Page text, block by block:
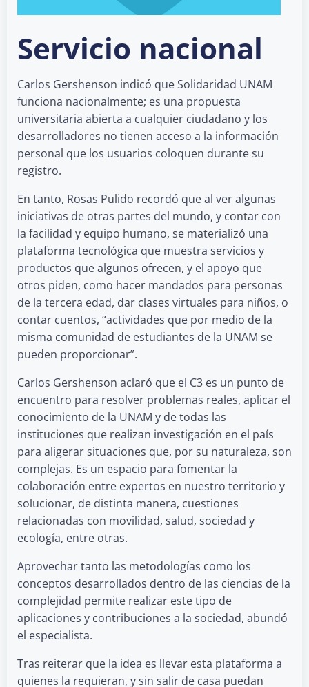
Servicio nacional
Carlos Gershenson indicó que Solidaridad UNAM
funciona nacionalmente; es una propuesta
universitaria abierta a cualquier ciudadano y los
desarrolladores no tienen acceso a la información
personal que los usuarios coloquen durante su
registro.
En tanto, Rosas Pulido recordó que al ver algunas
iniciativas de otras partes del mundo, y contar con
la facilidad y equipo humano, se materializó una
plataforma tecnológica que muestra servicios y
productos que algunos ofrecen, y el apoyo que
otros piden, como hacer mandados para personas
de la tercera edad, dar clases virtuales para niños, o
contar cuentos, “actividades que por medio de la
misma comunidad de estudiantes de la UNAM se
pueden proporcionar”.
Carlos Gershenson aclaró que el C3 es un punto de
encuentro para resolver problemas reales, aplicar el
conocimiento de la UNAM y de todas las
instituciones que realizan investigación en el país
para aligerar situaciones que, por su naturaleza, son
complejas. Es un espacio para fomentar la
colaboración entre expertos en nuestro territorio y
solucionar, de distinta manera, cuestiones
relacionadas con movilidad, salud, sociedad y
ecología, entre otras.
Aprovechar tanto las metodologías como los
conceptos desarrollados dentro de las ciencias de la
complejidad permite realizar este tipo de
aplicaciones y contribuciones a la sociedad, abundó
el especialista.
Tras reiterar que la idea es llevar esta plataforma a
quienes la requieran, y sin salir de casa puedan